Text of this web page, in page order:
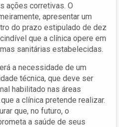
ações corretivas. O
apresentar um
do prazo estipulado de dez
que a clínica opere em
sanitárias estabelecidas.
a necessidade de um
técnica, que deve ser
habilitado nas áreas
a clínica pretende realizar.
que, no futuro, o
a saúde de seus